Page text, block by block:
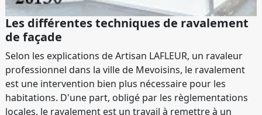
Les différentes techniques de ravalement
de façade
Selon les explications de Artisan LAFLEUR, un ravaleur
professionnel dans la ville de Mevoisins, le ravalement
est une intervention bien plus nécessaire pour les
habitations. D'une part, obligé par les règlementations
locales, le ravalement est un travail à remettre à un